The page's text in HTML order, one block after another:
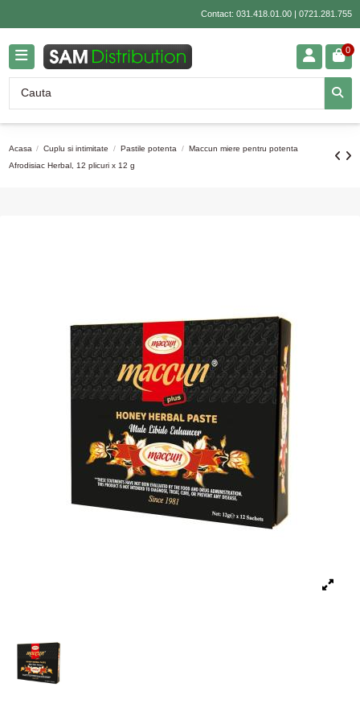
Contact: 031.418.01.00| 0721.281.755
0
Acasa Cuplu si intimitate Pastile potenta
Maccun miere pentru potenta
Afrodisiac Herbal, 12 plicuri x 12 g